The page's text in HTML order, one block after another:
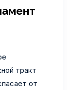
тракт
от